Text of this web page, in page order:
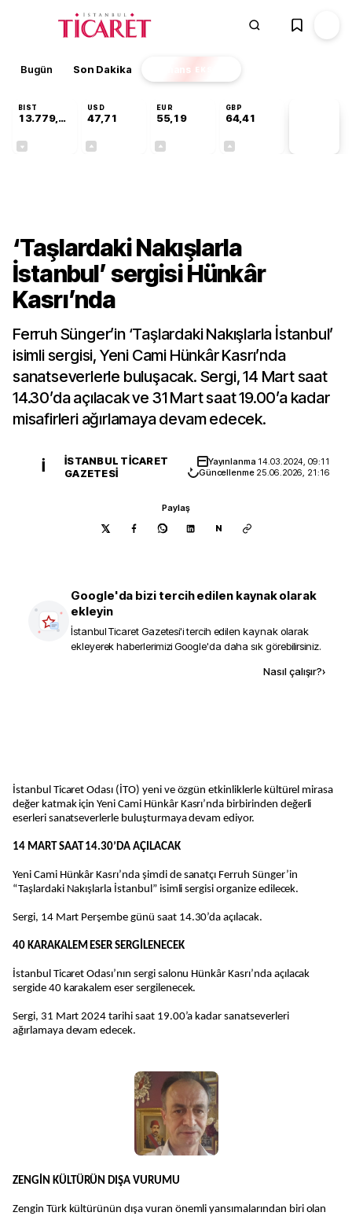
Bugün Son Dakika Finans EKSTRA
BIST
13.779,39
USD
47,71
EUR
55,19
GBP
64,41
‘Taşlardaki Nakışlarla
İstanbul’ sergisi Hünkâr
Kasrı’nda
Ferruh Sünger’in ‘Taşlardaki Nakışlarla İstanbul’
isimli sergisi, Yeni Cami Hünkâr Kasrı’nda
sanatseverlerle buluşacak. Sergi, 14 Mart saat
14.30’da açılacak ve 31 Mart saat 19.00’a kadar
misafirleri ağırlamaya devam edecek.
İ
İSTANBUL TICARET
GAZETESI
Yayınlanma 14.03.2024, 09:11
Güncellenme 25.06.2026, 21:16
Paylaş
N
Google'da bizi tercih edilen kaynak olarak
ekleyin
İstanbul Ticaret Gazetesi'i tercih edilen kaynak olarak
ekleyerek haberlerimizi Google'da daha sık görebilirsiniz.
Nasıl çalışır?›
İstanbul Ticaret Odası (İTO) yeni ve özgün etkinliklerle kültürel mirasa
değer katmak için Yeni Cami Hünkâr Kasrı’nda birbirinden değerli
eserleri sanatseverlerle buluşturmaya devam ediyor.
14 MART SAAT 14.30’DA AÇILACAK
Yeni Cami Hünkâr Kasrı’nda şimdi de sanatçı Ferruh Sünger’in
“Taşlardaki Nakışlarla İstanbul” isimli sergisi organize edilecek.
Sergi, 14 Mart Perşembe günü saat 14.30’da açılacak.
40 KARAKALEM ESER SERGİLENECEK
İstanbul Ticaret Odası’nın sergi salonu Hünkâr Kasrı’nda açılacak
sergide 40 karakalem eser sergilenecek.
Sergi, 31 Mart 2024 tarihi saat 19.00’a kadar sanatseverleri
ağırlamaya devam edecek.
ZENGİN KÜLTÜRÜN DIŞA VURUMU
Zengin Türk kültürünün dışa vuran önemli yansımalarından biri olan